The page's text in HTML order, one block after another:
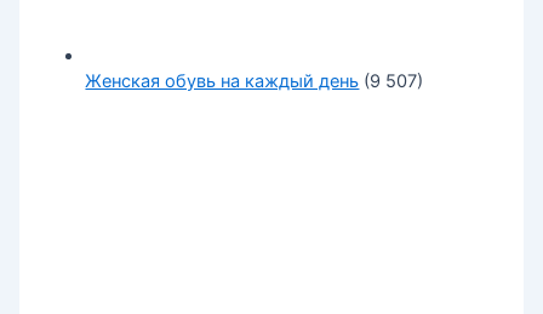
Женская обувь на каждый день (9 507)